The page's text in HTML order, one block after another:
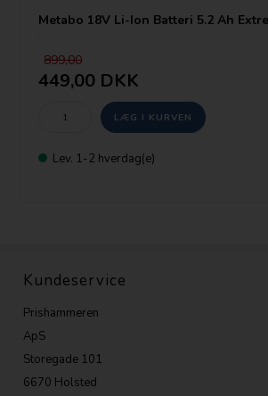
Metabo 18V Li-Ion Batteri 5.2 Ah
899,00
449,00 DKK
Lev. 1-2 hverdag(e)
Kundeservice
Prishammeren
ApS
Storegade 101
6670 Holsted